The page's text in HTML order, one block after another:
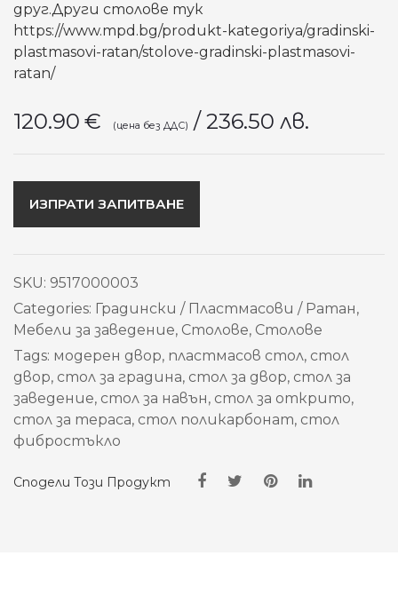
друг.Други столове тук
https://www.mpd.bg/produkt-kategoriya/gradinski-
plastmasovi-ratan/stolove-gradinski-plastmasovi-
ratan/
120.90 € / 236.50 лв.
ИЗПРАТИ ЗАПИТВАНЕ
SKU: 9517000003
Categories: Градински / Пластмасови / Ратан,
Мебели за заведение, Столове, Столове
Tags: модерен двор, пластмасов стол, стол
двор, стол за градина, стол за двор, стол за
заведение, стол за навън, стол за открито,
стол за тераса, стол поликарбонат, стол
фибростъкло
Сподели Този Продукт